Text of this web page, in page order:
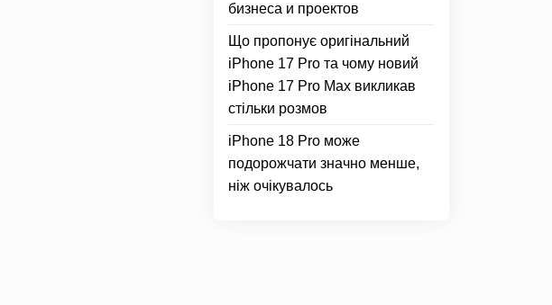
бизнеса и проектов
Що пропонує оригінальний
iPhone 17 Pro та чому новий
iPhone 17 Pro Max викликав
стільки розмов
iPhone 18 Pro може
подорожчати значно менше,
ніж очікувалось